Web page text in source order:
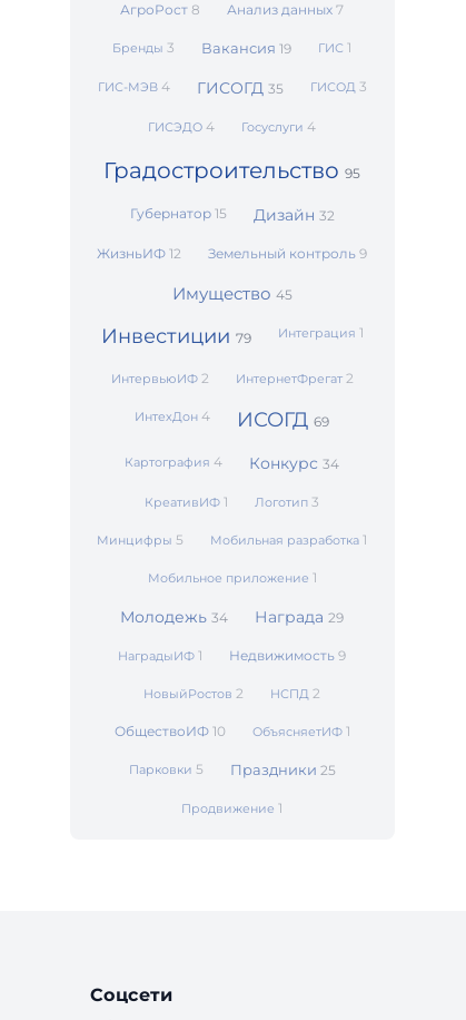
АгроРост8 Анализ данных7
Бренды3 Вакансия19 ГИС1
ГИС-МЭВ 4 ГИСОГД 35 ГИСОД 3
ГИСЭДО4 Госуслуги4
Градостроительство95
Губернатор 15 Дизайн 32
ЖизньИФ12 Земельный контроль9
Имущество 45
Инвестиции 79 Интеграция 1
ИнтервьюИФ 2 ИнтернетФрегат 2
ИнтехДон4 ИСОГД69
Картография4 Конкурс34
КреативИФ1 Логотип3
Минцифры 5 Мобильная разработка1
Мобильное приложение 1
Молодежь34 Награда29
НаградыИФ1 Недвижимость9
НовыйРостов2 НСПД2
ОбществоИФ 10 ОбъясняетИФ 1
Парковки 5 Праздники 25
Продвижение1
Соцсети